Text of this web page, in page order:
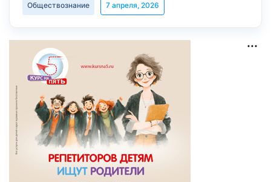
Обществознание 7 апреля, 2026